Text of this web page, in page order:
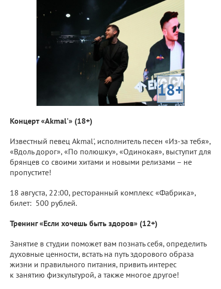
18+
Концерт «Akmal'» (18+)
Известный певец Akmal', исполнитель песен «Из-за тебя»,
«Вдоль дорог», «По полюшку», «Одинокая», выступит для
брянцев со своими хитами и новыми релизами – не
пропустите!
18 августа, 22:00, ресторанный комплекс «Фабрика»,
билет: 500 рублей.
Тренинг «Если хочешь быть здоров» (12+)
Занятие в студии поможет вам познать себя, определить
духовные ценности, встать на путь здорового образа
жизни и правильного питания, привить интерес
к занятию физкультурой, а также многое другое!